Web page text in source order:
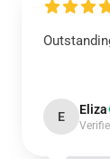
E Eliza